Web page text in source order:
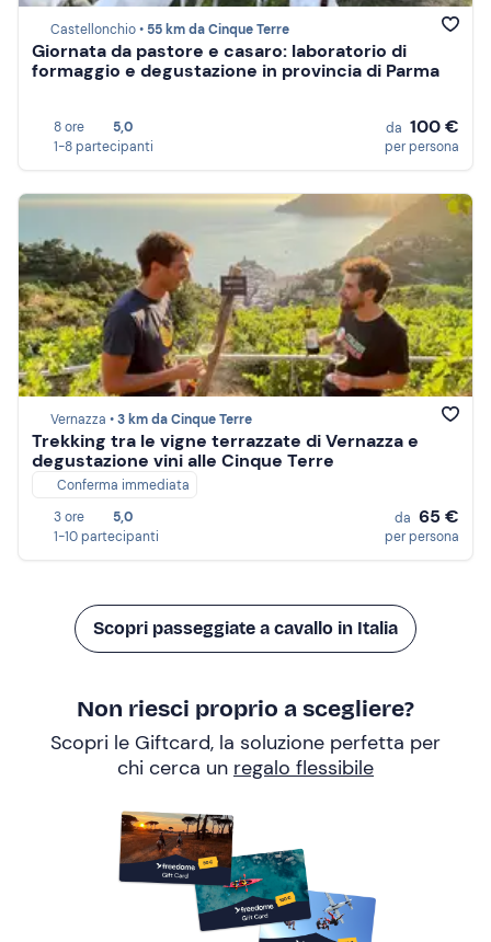
Castellonchio • 55 km da Cinque Terre
Giornata da pastore e casaro: laboratorio di
formaggio e degustazione in provincia di Parma
8 ore
5,0
1-8 partecipanti
da 100 €
per persona
Vernazza •3 km da Cinque Terre
Trekking tra le vigne terrazzate di Vernazza e
degustazione vini alle Cinque Terre
Conferma immediata
3 ore
5,0
1-10 partecipanti
da 65 €
per persona
Scopri passeggiate a cavallo in Italia
Non riesci proprio a scegliere?
Scopri le Giftcard, la soluzione perfetta per
chi cerca un regalo flessibile